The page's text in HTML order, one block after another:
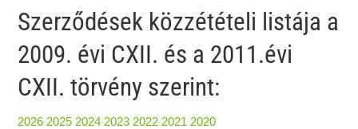
Szerződések közzétételi listája a
2009. évi CXII. és a 2011.évi
CXII. törvény szerint:
2026 2025 2024 2023 2022 2021 2020